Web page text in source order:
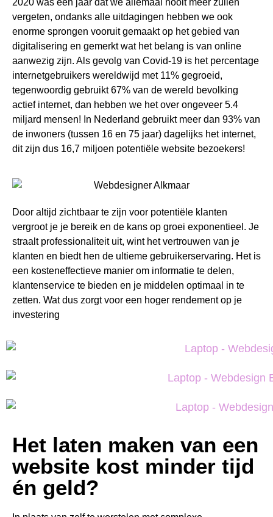
2020 was een jaar dat we allemaal nooit meer zullen
vergeten, ondanks alle uitdagingen hebben we ook
enorme sprongen vooruit gemaakt op het gebied van
digitalisering en gemerkt wat het belang is van online
aanwezig zijn. Als gevolg van Covid-19 is het percentage
internetgebruikers wereldwijd met 11% gegroeid,
tegenwoordig gebruikt 67% van de wereld bevolking
actief internet, dan hebben we het over ongeveer 5.4
miljard mensen! In Nederland gebruikt meer dan 93% van
de inwoners (tussen 16 en 75 jaar) dagelijks het internet,
dit zijn dus 16,7 miljoen potentiële website bezoekers!
Door altijd zichtbaar te zijn voor potentiële klanten
vergroot je je bereik en de kans op groei exponentieel. Je
straalt professionaliteit uit, wint het vertrouwen van je
klanten en biedt hen de ultieme gebruikerservaring. Het is
een kosteneffectieve manier om informatie te delen,
klantenservice te bieden en je middelen optimaal in te
zetten. Wat dus zorgt voor een hoger rendement op je
investering
Het laten maken van een
website kost minder tijd
én geld?